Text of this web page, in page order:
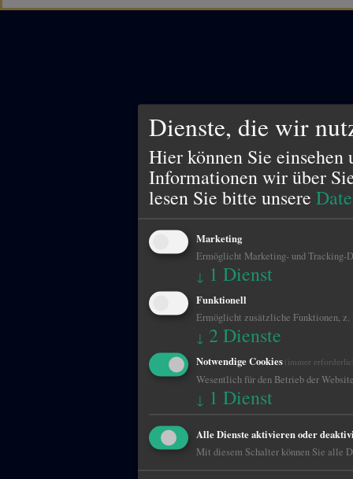
Dienste, die wir
Hier können Sie einsehen
Informationen wir über
lesen Sie bitte unsere
Marketing
Ermöglicht Marketing- und Tracking-
↓ 1 Dienst
Funktionell
Ermöglicht zusätzliche Funktionen, z.
↓ 2 Dienste
Notwendige Cookies (immer
Wesentlich für den Betrieb der
↓ 1 Dienst
Alle Dienste aktivieren oder
Mit diesem Schalter können Sie alle